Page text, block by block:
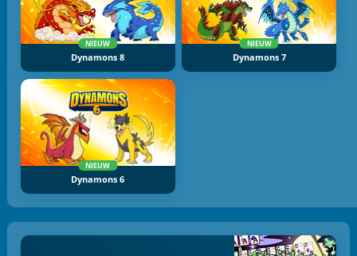
NIEUW
Dynamons 8
NIEUW
Dynamons 7
NIEUW
Dynamons 6